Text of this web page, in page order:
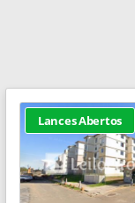
Lances Abertos